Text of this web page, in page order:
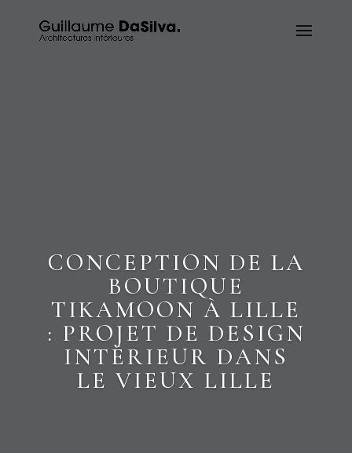
CONCEPTION DE LA
BOUTIQUE
TIKAMOON À LILLE
: PROJET DE DESIGN
INTÉRIEUR DANS
LE VIEUX LILLE